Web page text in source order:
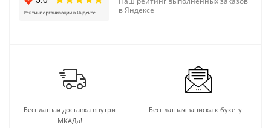
в Яндексе
Бесплатная доставка внутри
МКАДа!
Бесплатная записка к букету